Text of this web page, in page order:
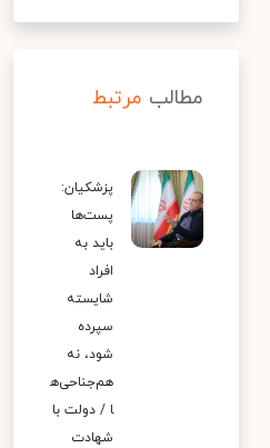
مطالب مرتبط
پزشکیان:
پست‌ها
باید به
افراد
شایسته
سپرده
شود، نه
هم‌جناحی‌ه
ا / دولت با
شهادت